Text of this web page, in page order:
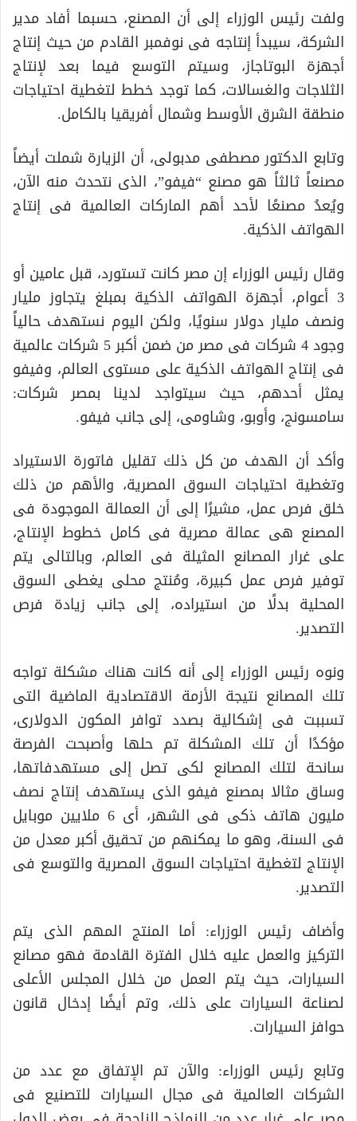
ولفت رئيس الوزراء إلى أن المصنع، حسبما أفاد مدير
الشركة، سيبدأ إنتاجه فى نوفمبر القادم من حيث إنتاج
أجهزة البوتاجاز، وسيتم التوسع فيما بعد لإنتاج
الثلاجات والغسالات، كما توجد خطط لتغطية احتياجات
منطقة الشرق الأوسط وشمال أفريقيا بالكامل.
وتابع الدكتور مصطفى مدبولى، أن الزيارة شملت أيضاً
مصنعاً ثالثاً هو مصنع “فيفو”، الذى نتحدث منه الآن،
ويُعدُ مصنعًا لأحد أهم الماركات العالمية فى إنتاج
الهواتف الذكية.
وقال رئيس الوزراء إن مصر كانت تستورد، قبل عامين أو
3 أعوام، أجهزة الهواتف الذكية بمبلغ يتجاوز مليار
ونصف مليار دولار سنويًا، ولكن اليوم نستهدف حالياً
وجود 4 شركات فى مصر من ضمن أكبر 5 شركات عالمية
فى إنتاج الهواتف الذكية على مستوى العالم، وفيفو
يمثل أحدهم، حيث سيتواجد لدينا بمصر شركات:
سامسونج، وأوبو، وشاومى، إلى جانب فيفو.
وأكد أن الهدف من كل ذلك تقليل فاتورة الاستيراد
وتغطية احتياجات السوق المصرية، والأهم من ذلك
خلق فرص عمل، مشيرًا إلى أن العمالة الموجودة فى
المصنع هى عمالة مصرية فى كامل خطوط الإنتاج،
على غرار المصانع المثيلة فى العالم، وبالتالى يتم
توفير فرص عمل كبيرة، ومُنتج محلى يغطى السوق
المحلية بدلًا من استيراده، إلى جانب زيادة فرص
التصدير.
ونوه رئيس الوزراء إلى أنه كانت هناك مشكلة تواجه
تلك المصانع نتيجة الأزمة الاقتصادية الماضية التى
تسببت فى إشكالية بصدد توافر المكون الدولارى،
مؤكدًا أن تلك المشكلة تم حلها وأصبحت الفرصة
سانحة لتلك المصانع لكى تصل إلى مستهدفاتها،
وساق مثالا بمصنع فيفو الذى يستهدف إنتاج نصف
مليون هاتف ذكى فى الشهر، أى 6 ملايين موبايل
فى السنة، وهو ما يمكنهم من تحقيق أكبر معدل من
الإنتاج لتغطية احتياجات السوق المصرية والتوسع فى
التصدير.
وأضاف رئيس الوزراء: أما المنتج المهم الذى يتم
التركيز والعمل عليه خلال الفترة القادمة فهو مصانع
السيارات، حيث يتم العمل من خلال المجلس الأعلى
لصناعة السيارات على ذلك، وتم أيضًا إدخال قانون
حوافز السيارات.
وتابع رئيس الوزراء: والآن تم الإتفاق مع عدد من
الشركات العالمية فى مجال السيارات للتصنيع فى